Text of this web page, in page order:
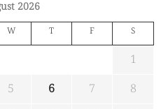
2026
W T F S
1
5 6 7
8